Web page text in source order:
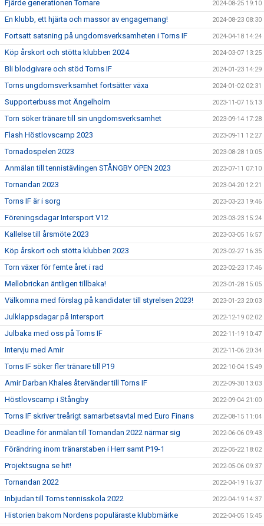
Fjärde generationen Tornare 2024-08-25 19:10
En klubb, ett hjärta och massor av engagemang! 2024-08-23 08:30
Fortsatt satsning på ungdomsverksamheten i Torns IF 2024-04-18 14:24
Köp årskort och stötta klubben 2024 2024-03-07 13:25
Bli blodgivare och stöd Torns IF 2024-01-23 14:29
Torns ungdomsverksamhet fortsätter växa 2024-01-02 02:31
Supporterbuss mot Ängelholm 2023-11-07 15:13
Torn söker tränare till sin ungdomsverksamhet 2023-09-14 17:28
Flash Höstlovscamp 2023 2023-09-11 12:27
Tornadospelen 2023 2023-08-28 10:05
Anmälan till tennistävlingen STÅNGBY OPEN 2023 2023-07-11 07:10
Tornandan 2023 2023-04-20 12:21
Torns IF är i sorg 2023-03-23 19:46
Föreningsdagar Intersport V12 2023-03-23 15:24
Kallelse till årsmöte 2023 2023-03-05 16:57
Köp årskort och stötta klubben 2023 2023-02-27 16:35
Torn växer för femte året i rad 2023-02-23 17:46
Mellobrickan äntligen tillbaka! 2023-01-28 15:05
Välkomna med förslag på kandidater till styrelsen 2023! 2023-01-23 20:03
Julklappsdagar på Intersport 2022-12-19 02:02
Julbaka med oss på Torns IF 2022-11-19 10:47
Intervju med Amir 2022-11-06 20:34
Torns IF söker fler tränare till P19 2022-10-04 15:49
Amir Darban Khales återvänder till Torns IF 2022-09-30 13:03
Höstlovscamp i Stångby 2022-09-04 21:00
Torns IF skriver treårigt samarbetsavtal med Euro Finans 2022-08-15 11:04
Deadline för anmälan till Tornandan 2022 närmar sig 2022-06-06 09:43
Förändring inom tränarstaben i Herr samt P19-1 2022-05-22 18:02
Projektsugna se hit! 2022-05-06 09:37
Tornandan 2022 2022-04-19 16:37
Inbjudan till Torns tennisskola 2022 2022-04-19 14:37
Historien bakom Nordens populäraste klubbmärke 2022-04-05 15:45